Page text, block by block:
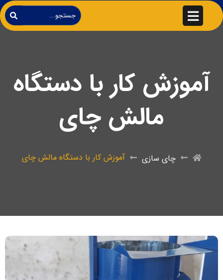
آموزش کار با دستگاه
مالش چای
چای سازی آموزش کار با دستگاه مالش چای